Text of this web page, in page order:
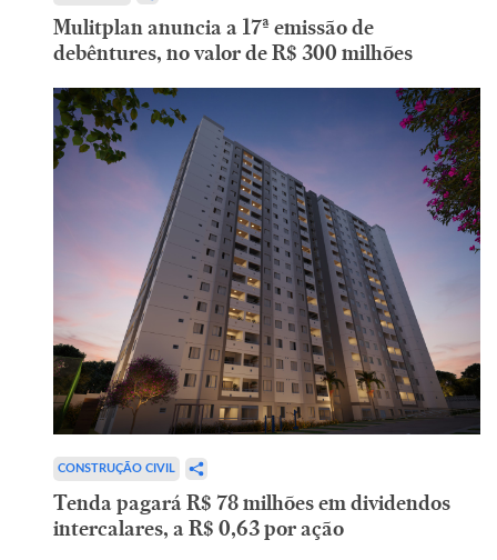
Mulitplan anuncia a 17ª emissão de
debêntures, no valor de R$ 300 milhões
CONSTRUÇÃO CIVIL
Tenda pagará R$ 78 milhões em dividendos
intercalares, a R$ 0,63 por ação